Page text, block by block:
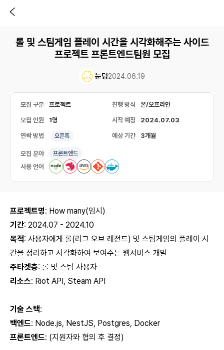
롤 및 스팀게임 플레이 시간을 시각화해주는 사이드
프로젝트 프론트엔드팀원 모집
눈덩2024.06.19
모집 구분 프로젝트 진행 방식 온/오프라인
모집 인원 1명 시작 예정 2024.07.03
연락 방법 오픈톡 예상 기간 3개월
모집 분야 프론트엔드
사용 언어
프로젝트명: How many(임시)
기간: 2024.07 - 2024.10
목적: 사용자에게 롤(리그 오브 레전드) 및 스팀게임의 플레이 시
간을 정리하고 시각화하여 보여주는 웹서비스 개발
주타겟층: 롤 및 스팀 사용자
리소스: Riot API, Steam API
기술 스택:
백엔드: Node.js, NestJS, Postgres, Docker
프론트엔드: (지원자와 협의 후 결정)